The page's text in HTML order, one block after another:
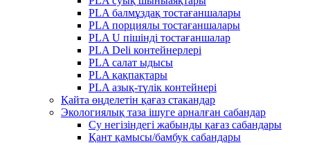
PLA балмұздақ тостағаншалары
PLA порциялы тостағаншалары
PLA U пішінді тостағаншалар
PLA Deli контейнерлері
PLA салат ыдысы
PLA қақпақтары
PLA азық-түлік контейнері
Қайта өңделетін қағаз стакандар
Экологиялық таза ішуге арналған сабандар
Су негізіндегі жабынды қағаз сабандары
Қант қамысы/бамбук сабандары